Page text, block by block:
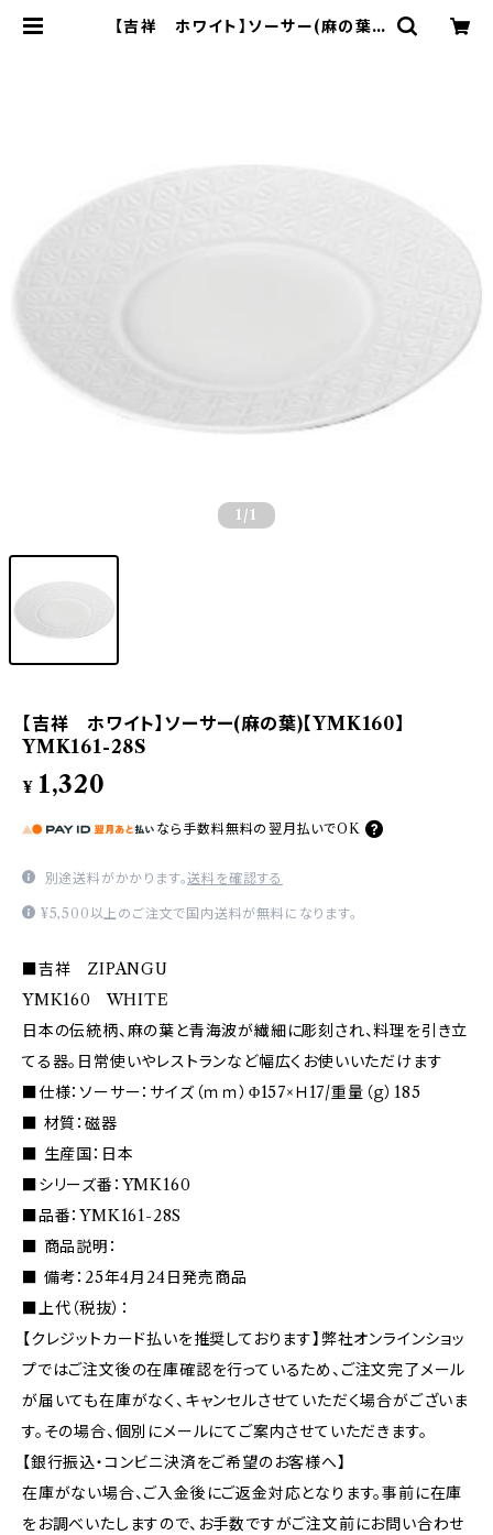
【吉祥 ホワイト】ソーサー(麻の葉)
1 /1
【吉祥 ホワイト】ソーサー(麻の葉)【YMK160】
YMK161-28S
¥ 1,320
なら 手数料無料の 翌月払いでOK
別途送料がかかります。送料を確認する
¥5,500以上のご注文で国内送料が無料になります。
■吉祥 ZIPANGU
YMK160 WHITE
日本の伝統柄、麻の葉と青海波が繊細に彫刻され、料理を引き立
てる器。日常使いやレストランなど幅広くお使いいただけます
■仕様：ソーサー：サイズ（ｍｍ）Φ157×Ｈ17/重量（ｇ）185
■ 材質：磁器
■ 生産国：日本
■シリーズ番：YMK160
■品番：YMK161-28S
■ 商品説明：
■ 備考：25年4月24日発売商品
■上代（税抜）：
【クレジットカード払いを推奨しております】弊社オンラインショッ
プではご注文後の在庫確認を行っているため、ご注文完了メール
が届いても在庫がなく、キャンセルさせていただく場合がございま
す。その場合、個別にメールにてご案内させていただきます。
【銀行振込・コンビニ決済をご希望のお客様へ】
在庫がない場合、ご入金後にご返金対応となります。事前に在庫
をお調べいたしますので、お手数ですがご注文前にお問い合わせ